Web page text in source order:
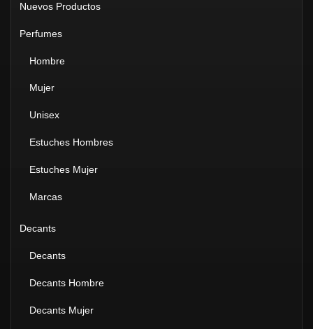
Nuevos Productos
Perfumes
Hombre
Mujer
Unisex
Estuches Hombres
Estuches Mujer
Marcas
Decants
Decants
Decants Hombre
Decants Mujer